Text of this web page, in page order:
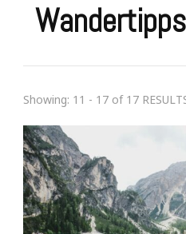
Wandertipps
Showing: 11 - 17 of 17